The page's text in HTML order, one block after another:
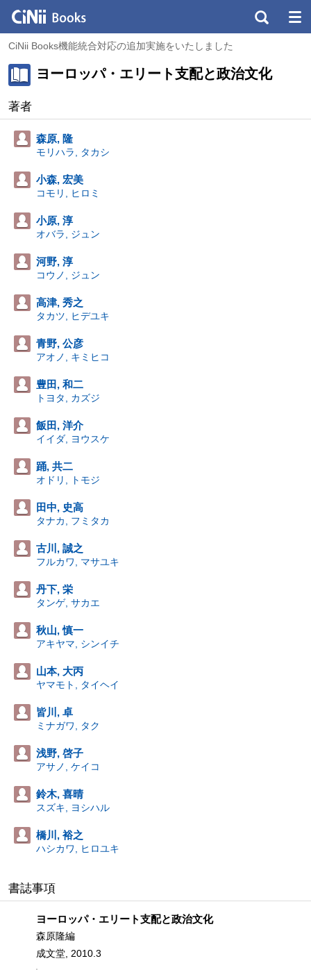
CiNii Books機能統合対応の追加実施をいたしました
ヨーロッパ・エリート支配と政治文化
著者
森原, 隆
モリハラ, タカシ
小森, 宏美
コモリ, ヒロミ
小原, 淳
オバラ, ジュン
河野, 淳
コウノ, ジュン
高津, 秀之
タカツ, ヒデユキ
青野, 公彦
アオノ, キミヒコ
豊田, 和二
トヨタ, カズジ
飯田, 洋介
イイダ, ヨウスケ
踊, 共二
オドリ, トモジ
田中, 史高
タナカ, フミタカ
古川, 誠之
フルカワ, マサユキ
丹下, 栄
タンゲ, サカエ
秋山, 慎一
アキヤマ, シンイチ
山本, 大丙
ヤマモト, タイヘイ
皆川, 卓
ミナガワ, タク
浅野, 啓子
アサノ, ケイコ
鈴木, 喜晴
スズキ, ヨシハル
橋川, 裕之
ハシカワ, ヒロユキ
書誌事項
ヨーロッパ・エリート支配と政治文化
森原隆編
成文堂, 2010.3